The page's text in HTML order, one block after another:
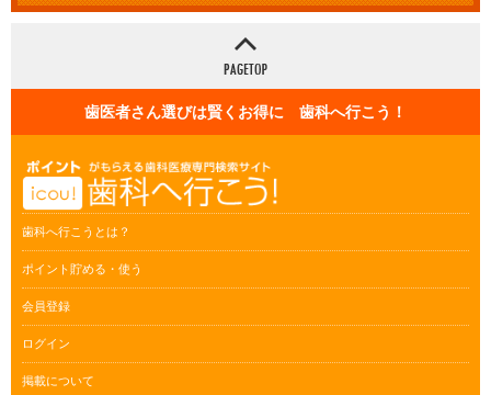
歯医者さん選びは賢くお得に 歯科へ行こう！
歯科へ行こうとは？
ポイント貯める・使う
会員登録
ログイン
掲載について